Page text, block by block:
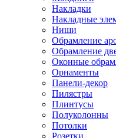
Накладки
Накладные
Ниши
Обрамление
Обрамление
Оконные
Орнаменты
Панели-декор
Пилястры
Плинтусы
Полуколонны
Потолки
Розетки